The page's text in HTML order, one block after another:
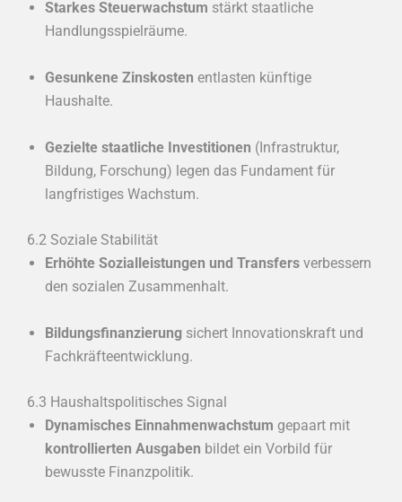
Starkes Steuerwachstum stärkt staatliche
Handlungsspielräume.
Gesunkene Zinskosten entlasten künftige
Haushalte.
Gezielte staatliche Investitionen (Infrastruktur,
Bildung, Forschung) legen das Fundament für
langfristiges Wachstum.
6.2 Soziale Stabilität
Erhöhte Sozialleistungen und Transfers verbessern
den sozialen Zusammenhalt.
Bildungsfinanzierung sichert Innovationskraft und
Fachkräfteentwicklung.
6.3 Haushaltspolitisches Signal
Dynamisches Einnahmenwachstum gepaart mit
kontrollierten Ausgaben bildet ein Vorbild für
bewusste Finanzpolitik.